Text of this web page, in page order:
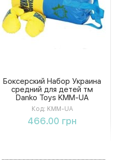
Боксерский Набор Украина
средний для детей тм
Danko Toys KMM-UA
Код: KMM-UA
466.00 грн
Купить